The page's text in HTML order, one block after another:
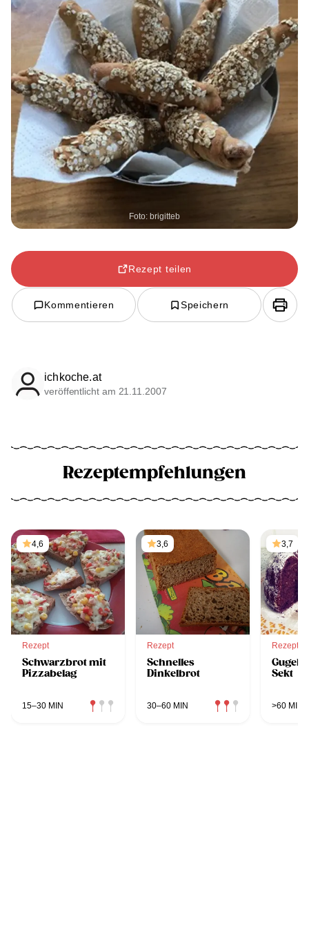
Foto: brigitteb
Rezept teilen
Kommentieren Speichern
ichkoche.at
veröffentlicht am 21.11.2007
Rezeptempfehlungen
4,6
Rezept
Schwarzbrot mit
Pizzabelag
15–30 MIN
3,6
Rezept
Schnelles
Dinkelbrot
30–60 MIN
3,7
Rezept
Sekt
>60 MIN